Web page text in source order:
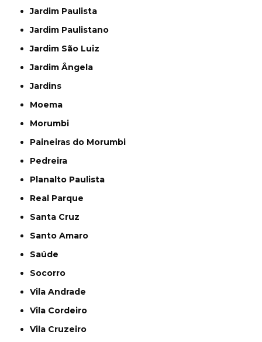
Jardim Paulista
Jardim Paulistano
Jardim São Luiz
Jardim Ângela
Jardins
Moema
Morumbi
Paineiras do Morumbi
Pedreira
Planalto Paulista
Real Parque
Santa Cruz
Santo Amaro
Saúde
Socorro
Vila Andrade
Vila Cordeiro
Vila Cruzeiro